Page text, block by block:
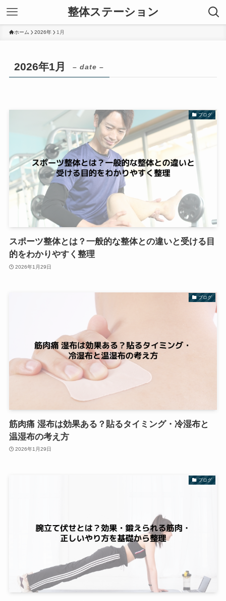
整体ステーション
ホーム 2026年 1月
2026年1月 – date –
ブログ
スポーツ整体とは？一般的な整体との違いと受ける目
的をわかりやすく整理
2026年1月29日
ブログ
筋肉痛 湿布は効果ある？貼るタイミング・冷湿布と
温湿布の考え方
2026年1月29日
ブログ